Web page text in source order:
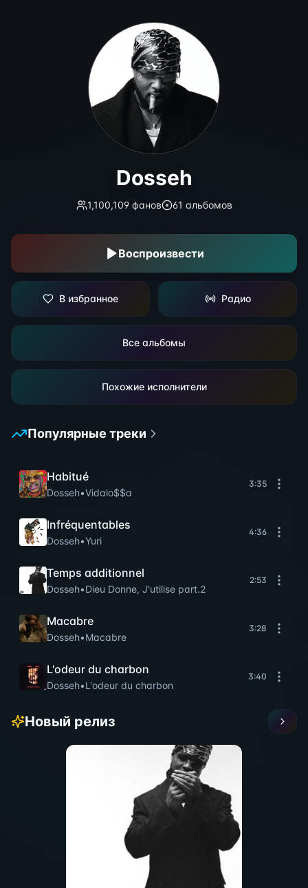
Dosseh
1,100,109фанов 61 альбомов
Воспроизвести
В избранное Радио
Все альбомы
Похожие исполнители
Популярные треки
Habitué
Dosseh•Vidalo$$a
3:35
Infréquentables
Dosseh•Yuri
4:36
Temps additionnel
Dosseh•Dieu Donne, J'utilise part.2
2:53
Macabre
Dosseh•Macabre
3:28
L'odeur du charbon
Dosseh•L'odeur du charbon
3:40
Новый релиз